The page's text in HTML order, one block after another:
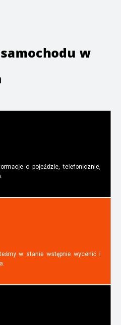
w
o pojeździe, telefonicznie,
w stanie wstępnie wycenić i